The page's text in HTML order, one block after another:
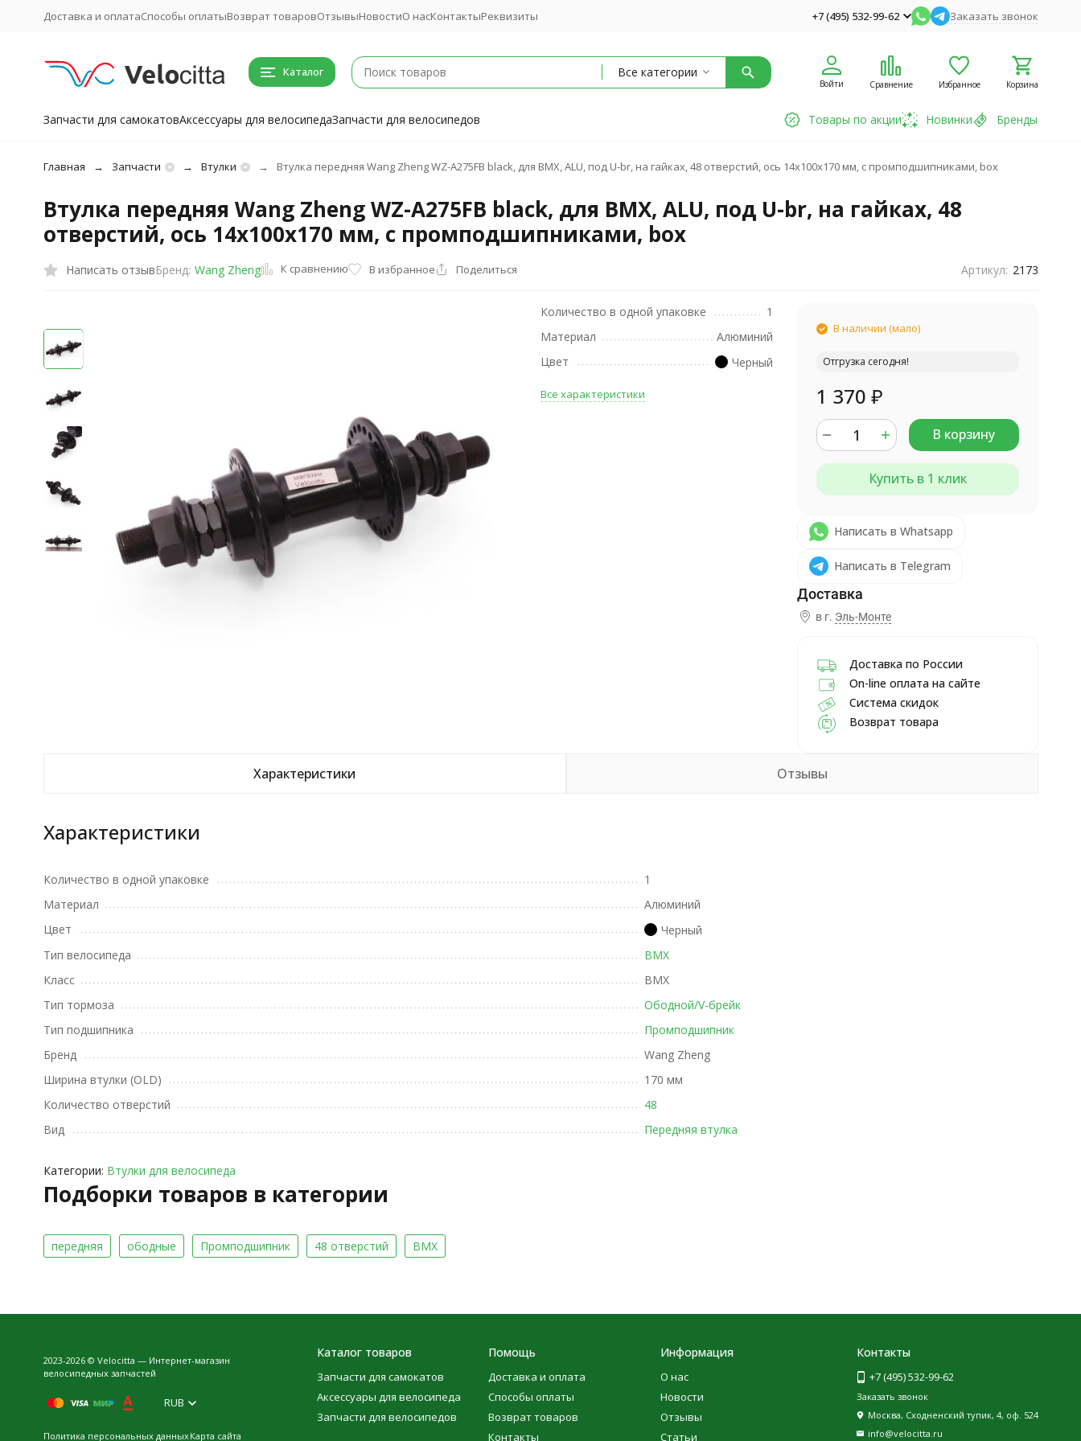
Доставка и оплатаСпособы оплатыВозврат товаровОтзывыНовостиО насКонтактыРеквизиты +7 (495) 532-99-62 Заказать звонок
Каталог Все категории
Войти Сравнение Избранное Корзина
Запчасти для самокатовАксессуары для велосипедаЗапчасти для велосипедов Товары по акции Новинки Бренды
Главная Запчасти Втулки Втулка передняя Wang Zheng WZ-A275FB black, для BMX, ALU, под U-br, на гайках, 48 отверстий, ось 14х100x170 мм, с промподшипниками, box
Втулка передняя Wang Zheng WZ-A275FB black, для BMX, ALU, под U-br, на гайках, 48
отверстий, ось 14х100x170 мм, с промподшипниками, box
Написать отзывБренд: Wang Zheng К сравнению В избранное Поделиться Артикул: 2173
Количество в одной упаковке
1
Материал
Алюминий
Цвет
Черный
Все характеристики
В наличии (мало)
Отгрузка сегодня!
1 370 ₽
В корзину
Купить в 1 клик
Написать в Whatsapp
Написать в Telegram
в г. Эль-Монте
Доставка по России
On-line оплата на сайте
Система скидок
Возврат товара
Характеристики Отзывы
Характеристики
Количество в одной упаковке
1
Материал
Алюминий
Цвет
Черный
Тип велосипеда
BMX
Класс
BMX
Тип тормоза
Ободной/V-брейк
Тип подшипника
Промподшипник
Бренд
Wang Zheng
Ширина втулки (OLD)
170 мм
Количество отверстий
48
Вид
Передняя втулка
Категории: Втулки для велосипеда
Подборки товаров в категории
передняя ободные Промподшипник 48 отверстий BMX
2023-2026 © Velocitta — Интернет-магазин
велосипедных запчастей
RUB
Политика персональных данныхКарта сайта
Каталог товаров
Запчасти для самокатов
Аксессуары для велосипеда
Запчасти для велосипедов
Помощь
Доставка и оплата
Способы оплаты
Возврат товаров
Контакты
Информация
О нас
Новости
Отзывы
Статьи
Контакты
+7 (495) 532-99-62
Заказать звонок
Москва, Сходненский тупик, 4, оф. 524
info@velocitta.ru